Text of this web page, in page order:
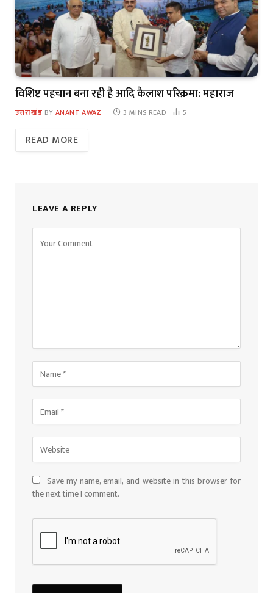
विशिष्ट पहचान बना रही है आदि कैलाश परिक्रमा: महाराज
उत्तराखंड BY ANANT AWAZ 3 MINS READ 5
READ MORE
LEAVE A REPLY
Save my name, email, and website in this browser for
the next time I comment.